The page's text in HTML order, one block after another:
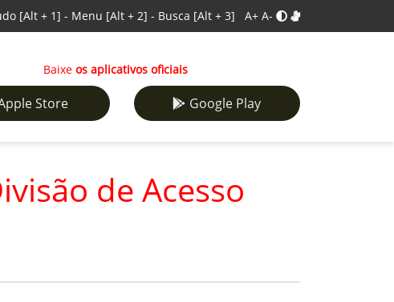
[Alt + 1] - Menu [Alt + 2] - Busca [Alt + 3] A+ A-
Baixe os aplicativos oficiais
Store Google Play
de Acesso